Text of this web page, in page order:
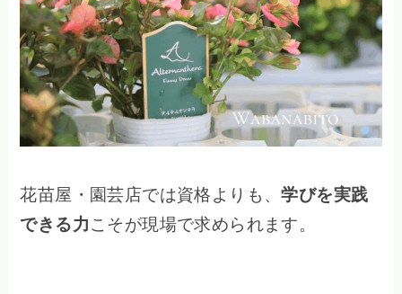
花苗屋・園芸店では資格よりも、学びを実践
できる力こそが現場で求められます。